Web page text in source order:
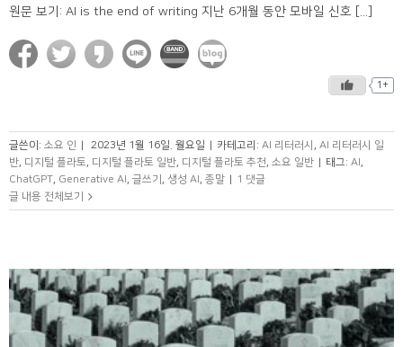
원문 보기: AI is the end of writing 지난 6개월 동안 모바일 신호 [...]
1+
글쓴이: 소요 인 | 2023년 1월 16일. 월요일 | 카테고리: AI 리터러시 , AI 리터러시 일
반, 디지털 플라토, 디지털 플라토 일반, 디지털 플라토 추천, 소요 일반 | 태그: AI,
ChatGPT, Generative AI, 글쓰기 , 생성 AI, 종말 |
1 댓글
글 내용 전체보기